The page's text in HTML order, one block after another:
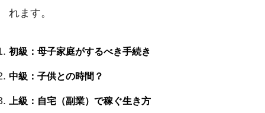
れます。
初級：母子家庭がするべき手続き
中級：子供との時間？
上級：自宅（副業）で稼ぐ生き方